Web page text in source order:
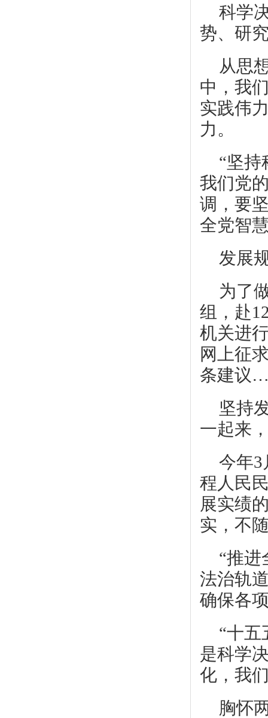
科学
势、研
从思
中，我
实践伟
力。
“坚持
我们党
调，要
全党智
发展
为了
组，赴
机关进
网上征
条建议
坚持
一起来
今年3
程人民
展实绩
实，不
“推进
法治轨
确保各
“十五
是科学
化，我
胸怀